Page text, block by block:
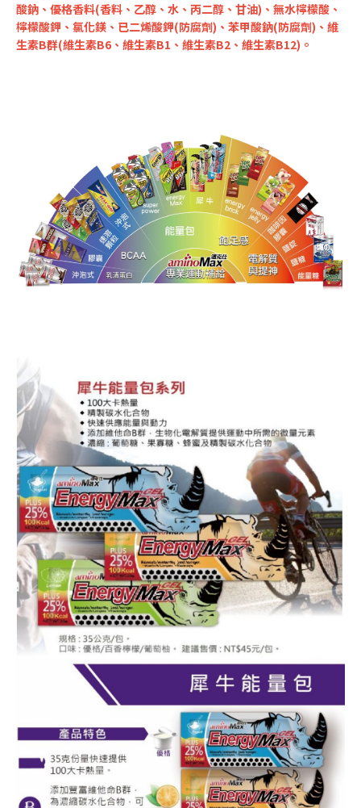
酸鈉、優格香料(香料、乙醇、水、丙二醇、甘油)、無水檸檬酸、
檸檬酸鉀、氯化鎂、已二烯酸鉀(防腐劑)、苯甲酸鈉(防腐劑)、維
生素B群(維生素B6、維生素B1、維生素B2、維生素B12)。